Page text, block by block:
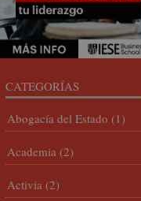
CATEGORÍAS
Abogacía del Estado (1)
Academia (2)
Activia (2)